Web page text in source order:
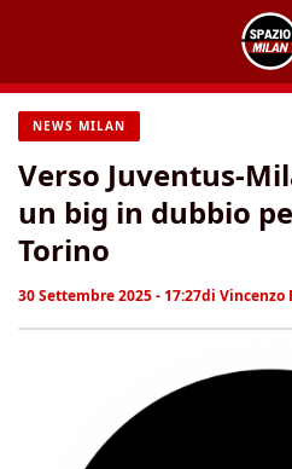
contenuto
NEWS MILAN
Verso Juventus-
un big in dubbio
Torino
30 Settembre 2025 - 17:27di Vincenzo